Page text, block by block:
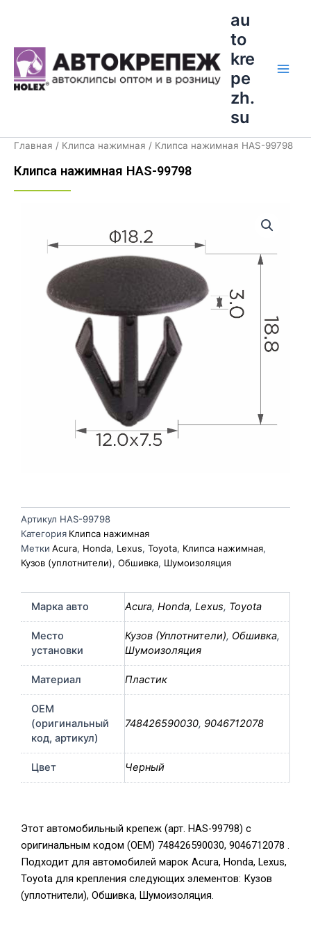
au
to
kre
pe
zh.
su
Главная / Клипса нажимная / Клипса нажимная HAS-99798
Клипса нажимная HAS-99798
Артикул HAS-99798
Категория Клипса нажимная
Метки Acura, Honda, Lexus, Toyota, Клипса нажимная,
Кузов (уплотнители), Обшивка, Шумоизоляция
Марка авто Acura, Honda, Lexus, Toyota
Место
установки
Кузов (Уплотнители), Обшивка,
Шумоизоляция
Материал Пластик
OEM
(оригинальный
код, артикул)
748426590030, 9046712078
Цвет Черный
Этот автомобильный крепеж (арт. HAS-99798) с
оригинальным кодом (OEM) 748426590030, 9046712078 .
Подходит для автомобилей марок Acura, Honda, Lexus,
Toyota для крепления следующих элементов: Кузов
(уплотнители), Обшивка, Шумоизоляция.